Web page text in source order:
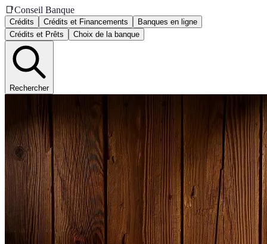
📑Conseil Banque
Crédits Crédits et Financements
Banques en ligne
Crédits et Prêts
Choix de la banque
Rechercher